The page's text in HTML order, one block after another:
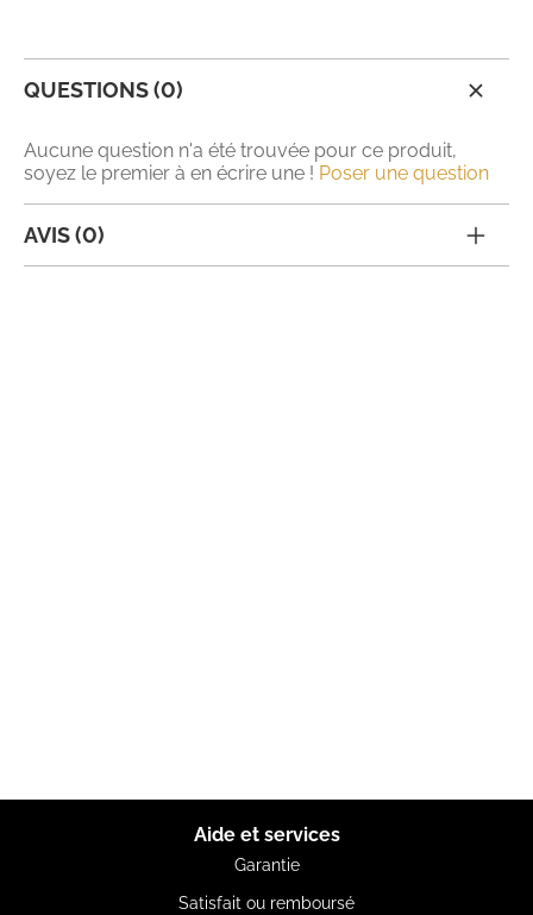
QUESTIONS (0)
Aucune question n'a été trouvée pour ce produit,
soyez le premier à en écrire une ! Poser une question
AVIS (0)
Aide et services
Garantie
Satisfait ou remboursé